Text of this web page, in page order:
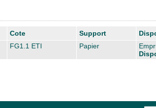
Cote Support
FG1.1 ETI Papier